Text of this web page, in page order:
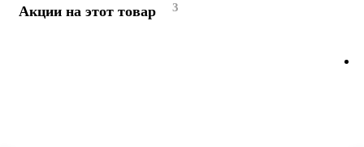
Акции на этот товар 3